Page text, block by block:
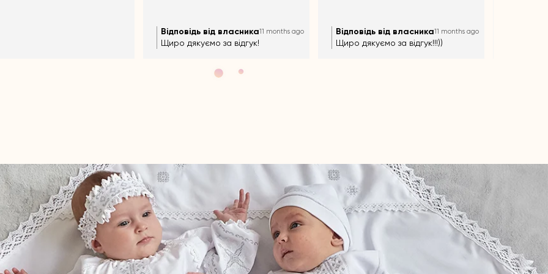
Відповідь від власника11 months ago
Щиро дякуємо за відгук!!!))
Відповідь від власника11 months ago
Щиро дякуємо за відгук!!!))